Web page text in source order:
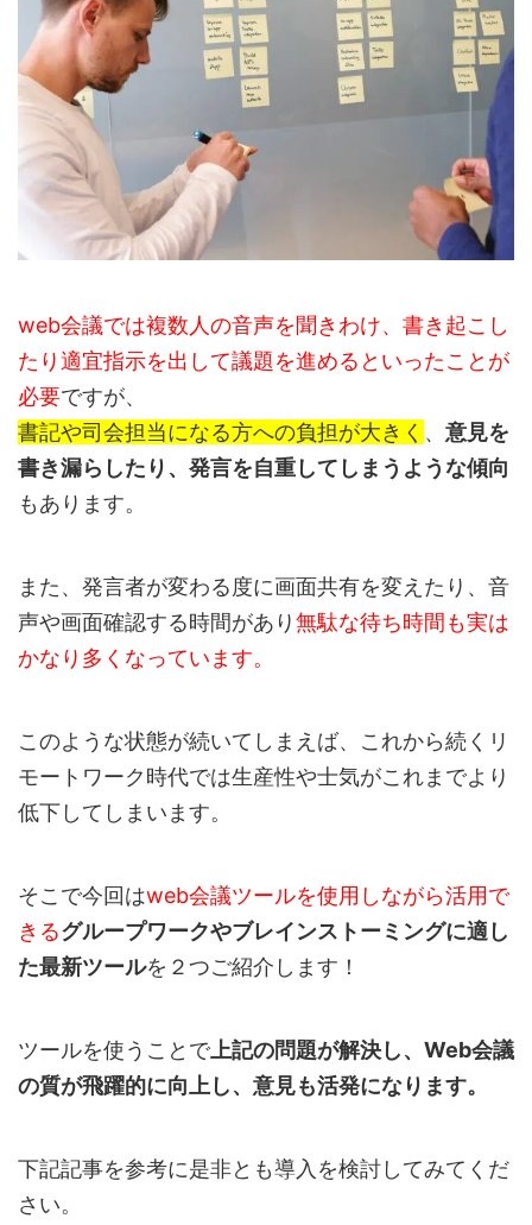
web会議では複数人の音声を聞きわけ、書き起こし
たり適宜指示を出して議題を進めるといったことが
必要ですが、
書記や司会担当になる方への負担が大きく 、 意見を
書き漏らしたり、発言を自重してしまうような傾向
もあります。
また、発言者が変わる度に画面共有を変えたり、音
声や画面確認する時間があり無駄な待ち時間も実は
かなり多くなっています。
このような状態が続いてしまえば、これから続くリ
モートワーク時代では生産性や士気がこれまでより
低下してしまいます。
そこで今回はweb会議ツールを使用しながら活用で
きるグループワークやブレインストーミングに適し
た最新ツールを２つご紹介します！
ツールを使うことで上記の問題が解決し、Web会議
の質が飛躍的に向上し、意見も活発になります。
下記記事を参考に是非とも導入を検討してみてくだ
さい。